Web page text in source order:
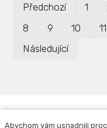
Předchozí 1
8
9 10 11
Následující
Abychom vám usnadnili